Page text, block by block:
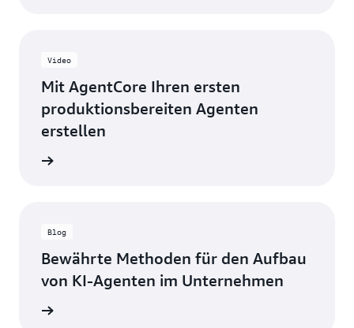
Video
Mit AgentCore Ihren ersten
produktionsbereiten Agenten
erstellen
Blog
Bewährte Methoden für den Aufbau
von KI-Agenten im Unternehmen